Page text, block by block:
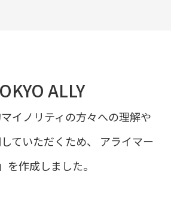
ALLY
イノリティの方々への理解や
ていただくため、
アライマー
を作成しました。